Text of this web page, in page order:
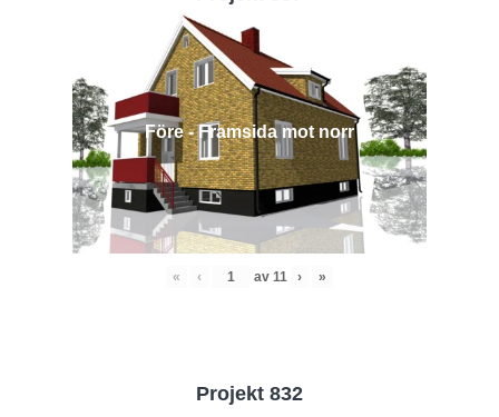
Före - Framsida mot norr
« ‹ av 11 › »
Projekt 832